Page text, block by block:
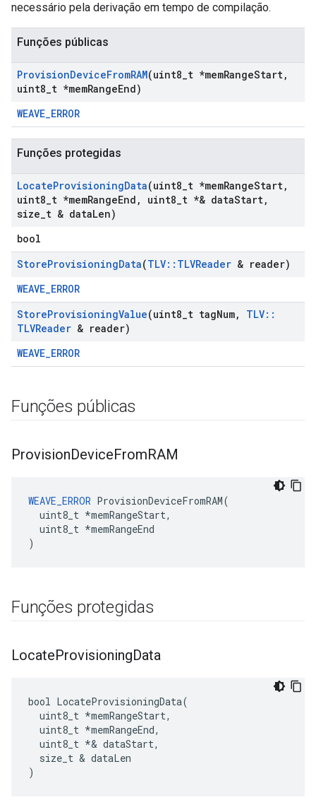
necessário pela derivação em tempo de compilação.
Funções públicas
ProvisionDeviceFromRAM(uint8 t *memRangeStart,
uint8 t *memRangeEnd)
WEAVE_ERROR
Funções protegidas
LocateProvisioningData(uint8 t *memRangeStart,
uint8 t *memRangeEnd , uint8 t *& dataStart,
size t & dataLen)
bool
StoreProvisioningData(TLV:: TLVReader & reader)
WEAVE_ERROR
StoreProvisioningValue(uint8 t tagNum, TLV::
TLVReader & reader)
WEAVE_ERROR
Funções públicas
ProvisionDeviceFromRAM
WEAVE_ERROR ProvisionDeviceFromRAM(
  uint8_t *memRangeStart,
  uint8_t *memRangeEnd
)
Funções protegidas
LocateProvisioningData
bool LocateProvisioningData(
  uint8_t *memRangeStart,
  uint8_t
*memRangeEnd,
  uint8_t *
& dataStart,
  size_t & dataLen
)